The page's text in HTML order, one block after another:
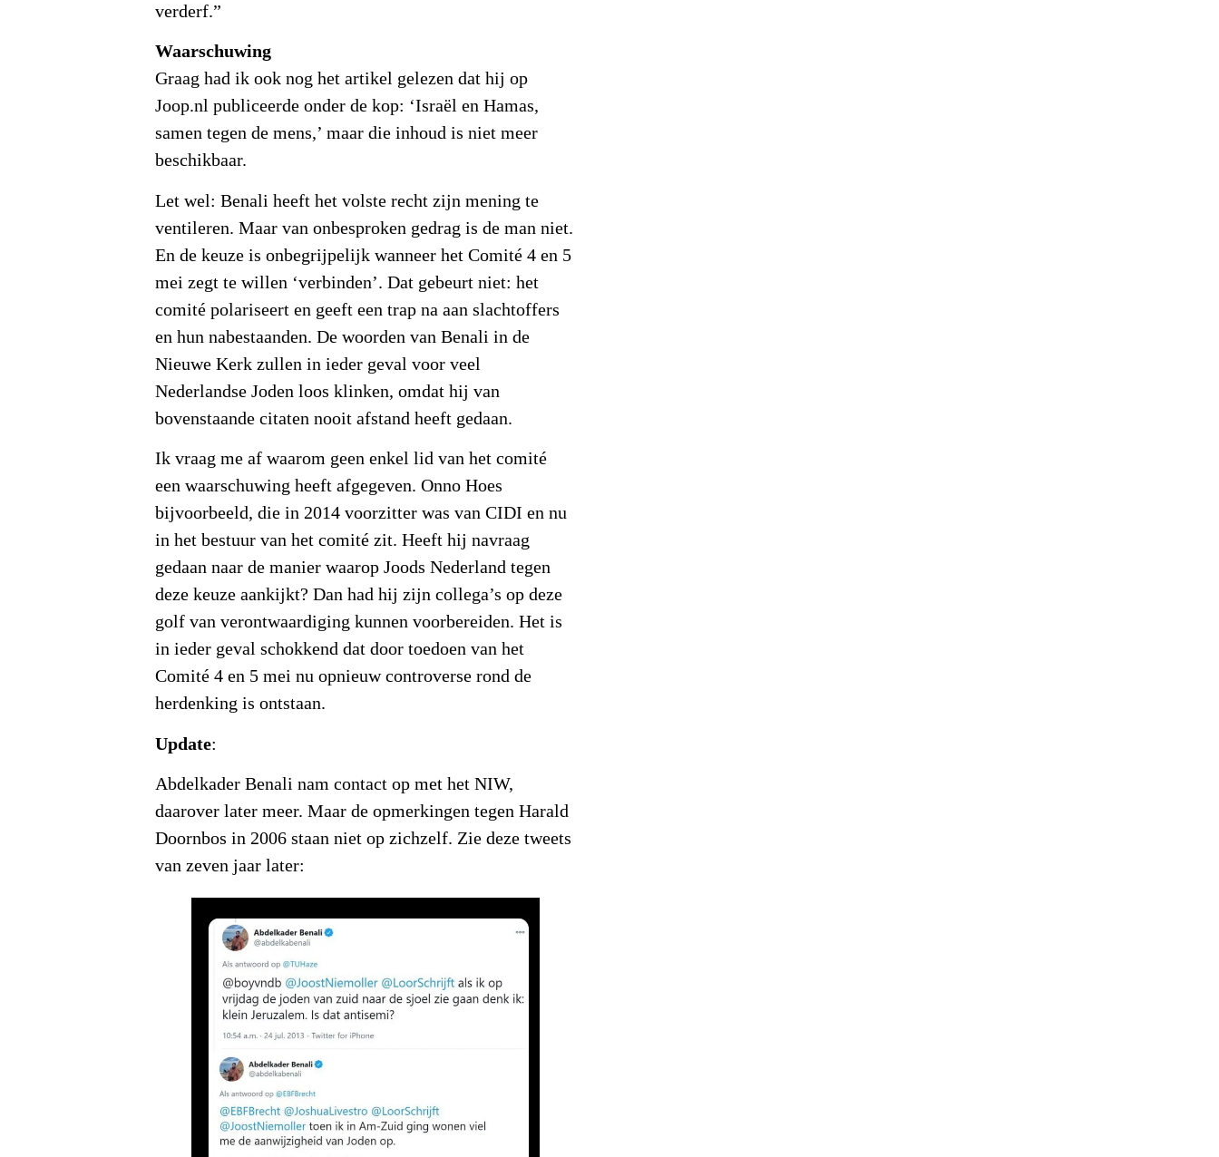
verderf.”
Waarschuwing
Graag had ik ook nog het artikel gelezen dat hij op
Joop.nl publiceerde onder de kop: ‘Israël en Hamas,
samen tegen de mens,’ maar die inhoud is niet meer
beschikbaar.
Let wel: Benali heeft het volste recht zijn mening te
ventileren. Maar van onbesproken gedrag is de man niet.
En de keuze is onbegrijpelijk wanneer het Comité 4 en 5
mei zegt te willen ‘verbinden’. Dat gebeurt niet: het
comité polariseert en geeft een trap na aan slachtoffers
en hun nabestaanden. De woorden van Benali in de
Nieuwe Kerk zullen in ieder geval voor veel
Nederlandse Joden loos klinken, omdat hij van
bovenstaande citaten nooit afstand heeft gedaan.
Ik vraag me af waarom geen enkel lid van het comité
een waarschuwing heeft afgegeven. Onno Hoes
bijvoorbeeld, die in 2014 voorzitter was van CIDI en nu
in het bestuur van het comité zit. Heeft hij navraag
gedaan naar de manier waarop Joods Nederland tegen
deze keuze aankijkt? Dan had hij zijn collega’s op deze
golf van verontwaardiging kunnen voorbereiden. Het is
in ieder geval schokkend dat door toedoen van het
Comité 4 en 5 mei nu opnieuw controverse rond de
herdenking is ontstaan.
Update:
Abdelkader Benali nam contact op met het NIW,
daarover later meer. Maar de opmerkingen tegen Harald
Doornbos in 2006 staan niet op zichzelf. Zie deze tweets
van zeven jaar later: